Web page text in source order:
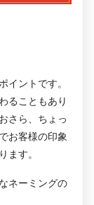
イントです。
ることもあり
さら、ちょっ
お客様の印象
ます。
ネーミングの